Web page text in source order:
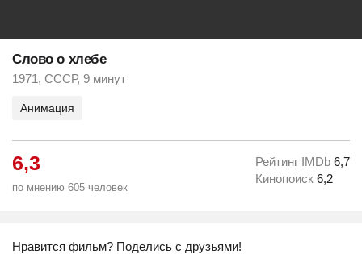
Слово о хлебе
1971, СССР, 9 минут
Анимация
6,3
по мнению 605 человек
Рейтинг IMDb 6,7
Кинопоиск 6,2
Нравится фильм? Поделись с друзьями!